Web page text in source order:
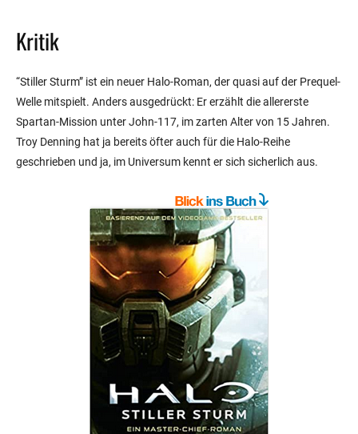
Kritik
“Stiller Sturm” ist ein neuer Halo-Roman, der quasi auf der Prequel-
Welle mitspielt. Anders ausgedrückt: Er erzählt die allererste
Spartan-Mission unter John-117, im zarten Alter von 15 Jahren.
Troy Denning hat ja bereits öfter auch für die Halo-Reihe
geschrieben und ja, im Universum kennt er sich sicherlich aus.